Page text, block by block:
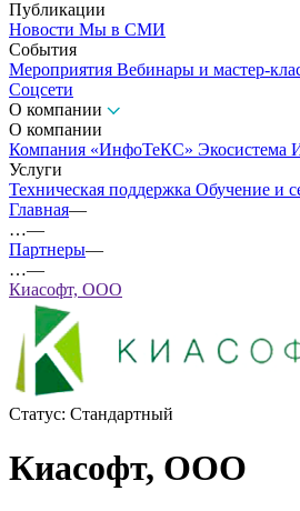
Публикации
Новости Мы в СМИ
События
Мероприятия Вебинары и мастер-
Соцсети
О компании
О компании
Компания «ИнфоТеКС» Экосистема
Услуги
Техническая поддержка Обучение и
Главная—
…—
Партнеры—
…—
Киасофт, ООО
Статус: Стандартный
Киасофт, ООО